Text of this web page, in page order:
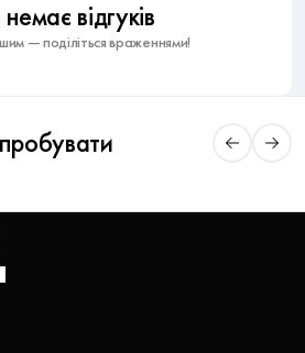
відгуків
— поділіться враженнями!